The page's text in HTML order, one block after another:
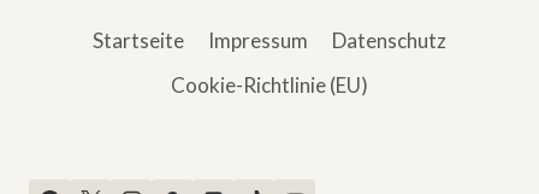
Startseite Impressum
Datenschutz
Cookie-Richtlinie (EU)